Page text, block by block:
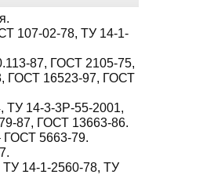
107-02-78, ТУ 14-1-
87, ГОСТ 2105-75,
ГОСТ 16523-97, ГОСТ
ТУ 14-3-3Р-55-2001,
87, ГОСТ 13663-86.
ГОСТ 5663-79.
ТУ 14-1-2560-78, ТУ